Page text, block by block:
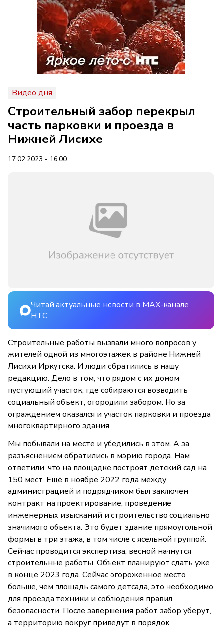
Видео дня
Строительный забор перекрыл
часть парковки и проезда в
Нижней Лисихе
17.02.2023 - 16:00
Читай актуальные новости в MAX-канале
НТС
Строительные работы вызвали много вопросов у
жителей одной из многоэтажек в районе Нижней
Лисихи Иркутска. И люди обратились в нашу
редакцию. Дело в том, что рядом с их домом
пустующий участок, где собираются возводить
социальный объект, огородили забором. Но за
ограждением оказался и участок парковки и проезда
многоквартирного здания.
Мы побывали на месте и убедились в этом. А за
разъяснением обратились в мэрию города. Нам
ответили, что на площадке построят детский сад на
150 мест. Ещё в ноябре 2022 года между
администрацией и подрядчиком был заключён
контракт на проектирование, проведение
инженерных изысканий и строительство социально
значимого объекта. Это будет здание прямоугольной
формы в три этажа, в том числе с ясельной группой.
Сейчас проводится экспертиза, весной начнутся
строительные работы. Объект планируют сдать уже
в конце 2023 года. Сейчас огороженное место
больше, чем площадь самого детсада, это необходимо
для проезда техники и соблюдения правил
безопасности. После завершения работ забор уберут,
а территорию вокруг приведут в порядок.